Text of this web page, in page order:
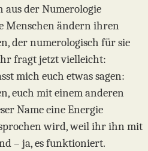
aus der Numerologie
Menschen ändern ihren
der numerologisch für sie
fragt jetzt vielleicht:
mich euch etwas sagen:
euch mit einem anderen
Name eine Energie
wird, weil ihr ihn mit
– ja, es funktioniert.